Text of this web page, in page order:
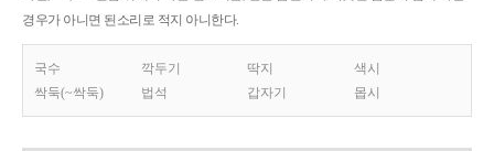
경우가 아니면 된소리로 적지 아니한다.
국수 깍두기 딱지
색시
싹둑(~싹둑)
법석 갑자기 몹시